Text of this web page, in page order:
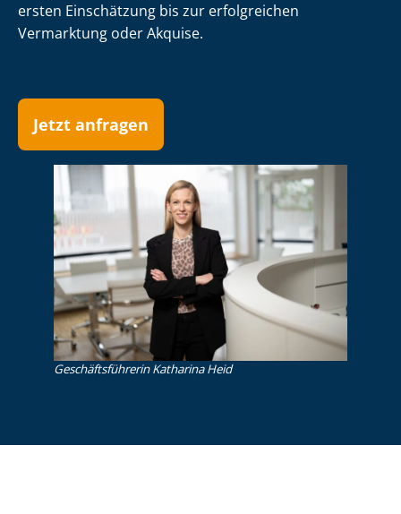
ersten Einschätzung bis zur erfolgreichen
Vermarktung oder Akquise.
Jetzt anfragen
Ge­schäfts­füh­re­rin Katharina Heid